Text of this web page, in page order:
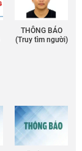
THÔNG BÁO
(Truy tìm người)